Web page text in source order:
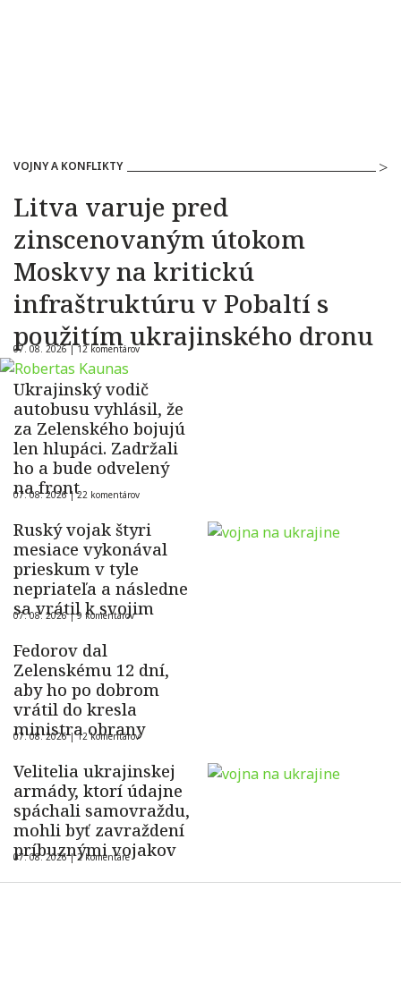
VOJNY A KONFLIKTY
Litva varuje pred
zinscenovaným útokom
Moskvy na kritickú
infraštruktúru v Pobaltí s
použitím ukrajinského dronu
07. 08. 2026 |12 komentárov
Ukrajinský vodič
autobusu vyhlásil, že
za Zelenského bojujú
len hlupáci. Zadržali
ho a bude odvelený
na front
07. 08. 2026 |22 komentárov
Ruský vojak štyri
mesiace vykonával
prieskum v tyle
nepriateľa a následne
sa vrátil k svojim
07. 08. 2026 |9 komentárov
Fedorov dal
Zelenskému 12 dní,
aby ho po dobrom
vrátil do kresla
ministra obrany
07. 08. 2026 |12 komentárov
Velitelia ukrajinskej
armády, ktorí údajne
spáchali samovraždu,
mohli byť zavraždení
príbuznými vojakov
07. 08. 2026 |2 komentáre